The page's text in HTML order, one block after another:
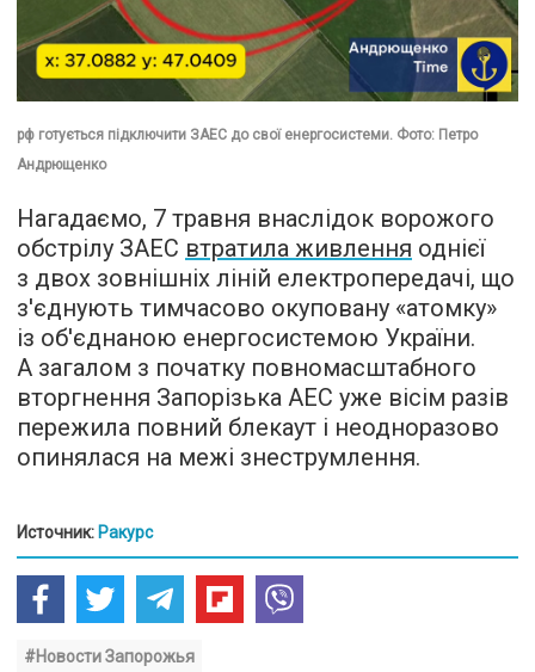
рф готується підключити ЗАЕС до свої енергосистеми. Фото: Петро
Андрющенко
Нагадаємо, 7 травня внаслідок ворожого
обстрілу ЗАЕС втратила живлення однієї
з двох зовнішніх ліній електропередачі, що
з'єднують тимчасово окуповану «атомку»
із об'єднаною енергосистемою України.
А загалом з початку повномасштабного
вторгнення Запорізька АЕС уже вісім разів
пережила повний блекаут і неодноразово
опинялася на межі знеструмлення.
Источник: Ракурс
#Новости Запорожья